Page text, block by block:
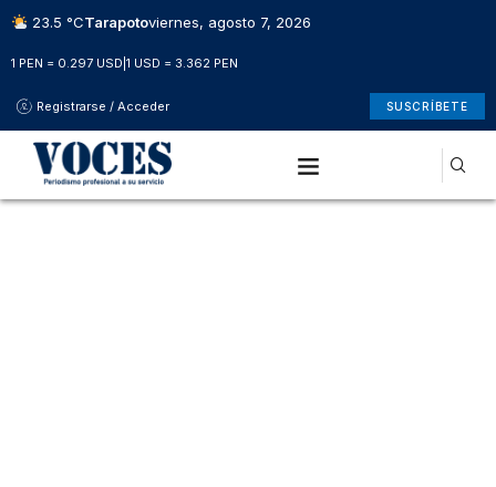
23.5 °CTarapotoviernes, agosto 7, 2026
1 PEN = 0.297 USD 1 USD = 3.362 PEN
Registrarse / Acceder SUSCRÍBETE